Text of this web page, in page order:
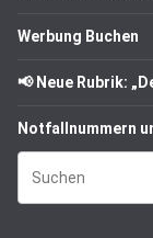
Werbung Buchen
📢 Neue Rubrik:
Notfallnummern